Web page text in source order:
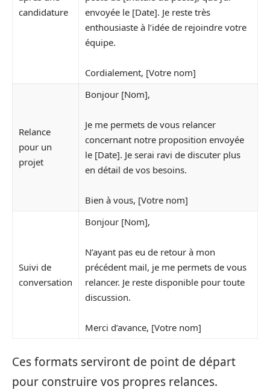
candidature
envoyée le [Date]. Je reste très
enthousiaste à l’idée de rejoindre votre
équipe.
Cordialement, [Votre nom]
Relance
pour un
projet
Bonjour [Nom],
Je me permets de vous relancer
concernant notre proposition envoyée
le [Date]. Je serai ravi de discuter plus
en détail de vos besoins.
Bien à vous, [Votre nom]
Suivi de
conversation
Bonjour [Nom],
N’ayant pas eu de retour à mon
précédent mail, je me permets de vous
relancer. Je reste disponible pour toute
discussion.
Merci d’avance, [Votre nom]
Ces formats serviront de point de départ
pour construire vos propres relances.